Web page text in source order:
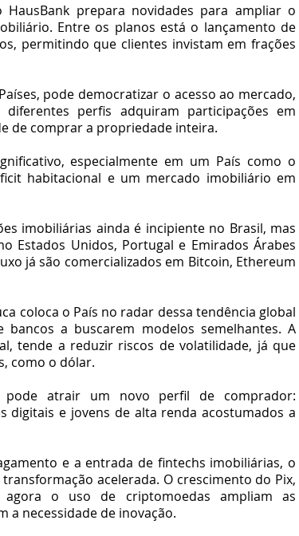
prepara novidades para ampliar o
Entre os planos está o lançamento de
permitindo que clientes invistam em frações
pode democratizar o acesso ao mercado,
perfis adquiram participações em
de comprar a propriedade inteira.
especialmente em um País como o
habitacional e um mercado imobiliário em
imobiliárias ainda é incipiente no Brasil, mas
Estados Unidos, Portugal e Emirados Árabes
já são comercializados em Bitcoin, Ethereum
coloca o País no radar dessa tendência global
a buscarem modelos semelhantes. A
tende a reduzir riscos de volatilidade, já que
como o dólar.
pode atrair um novo perfil de comprador:
digitais e jovens de alta renda acostumados a
e a entrada de fintechs imobiliárias, o
acelerada. O crescimento do Pix,
o uso de criptomoedas ampliam as
a necessidade de inovação.